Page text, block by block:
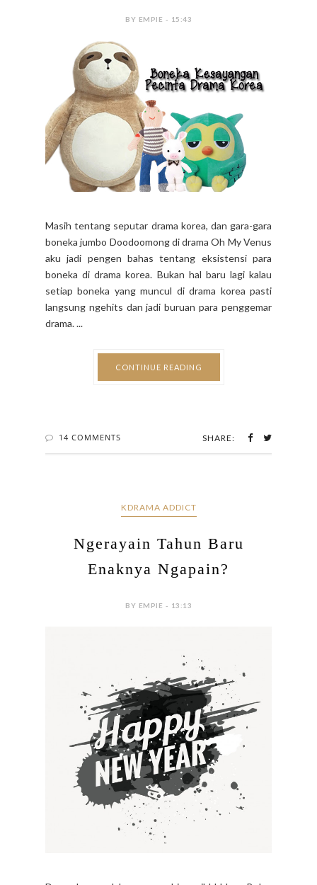
BY EMPIE - 15:43
Masih tentang seputar drama korea, dan gara-gara
boneka jumbo Doodoomong di drama Oh My Venus
aku jadi pengen bahas tentang eksistensi para
boneka di drama korea. Bukan hal baru lagi kalau
setiap boneka yang muncul di drama korea pasti
langsung ngehits dan jadi buruan para penggemar
drama. ...
CONTINUE READING
14 COMMENTS SHARE:
KDRAMA ADDICT
Ngerayain Tahun Baru
Enaknya Ngapain?
BY EMPIE - 13:13